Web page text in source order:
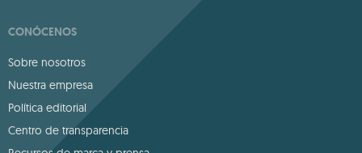
CONÓCENOS
Sobre nosotros
Nuestra empresa
Política editorial
Centro de transparencia